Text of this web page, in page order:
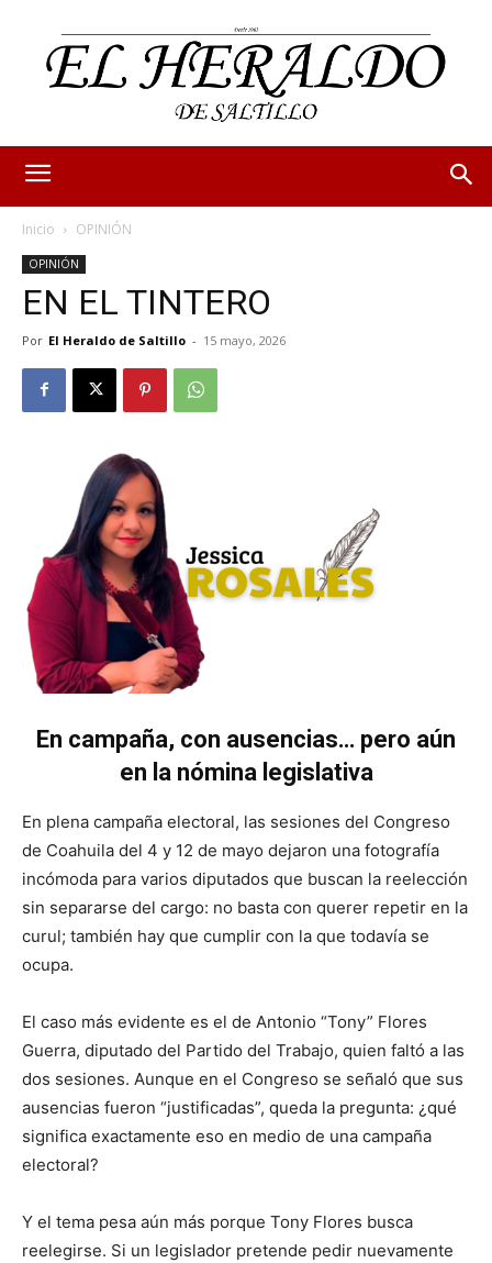
Inicio OPINIÓN
OPINIÓN
EN EL TINTERO
Por El Heraldo de Saltillo - 15 mayo, 2026
En campaña, con ausencias… pero aún
en la nómina legislativa
En plena campaña electoral, las sesiones del Congreso
de Coahuila del 4 y 12 de mayo dejaron una fotografía
incómoda para varios diputados que buscan la reelección
sin separarse del cargo: no basta con querer repetir en la
curul; también hay que cumplir con la que todavía se
ocupa.
El caso más evidente es el de Antonio “Tony” Flores
Guerra, diputado del Partido del Trabajo, quien faltó a las
dos sesiones. Aunque en el Congreso se señaló que sus
ausencias fueron “justificadas”, queda la pregunta: ¿qué
significa exactamente eso en medio de una campaña
electoral?
Y el tema pesa aún más porque Tony Flores busca
reelegirse. Si un legislador pretende pedir nuevamente